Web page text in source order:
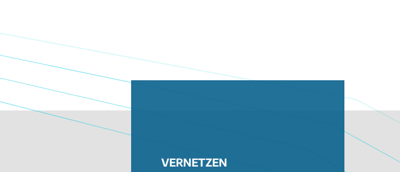
VERNETZEN